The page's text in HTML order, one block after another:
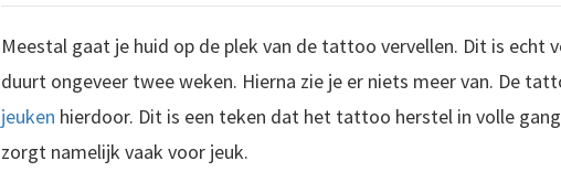
Meestal gaat je huid op de plek van de tattoo vervellen. Dit is echt
duurt ongeveer twee weken. Hierna zie je er niets meer van. De
jeuken hierdoor. Dit is een teken dat het tattoo herstel in volle
zorgt namelijk vaak voor jeuk.